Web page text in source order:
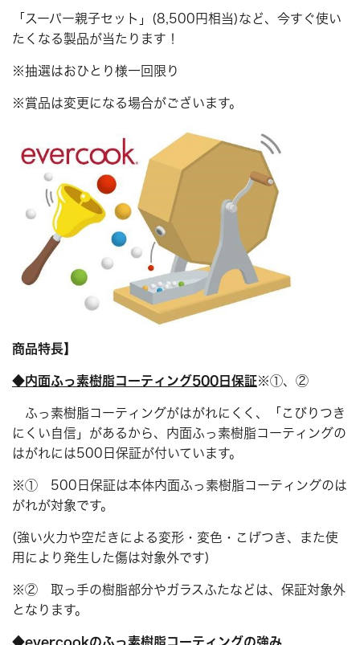
「スーパー親子セット」(8,500円相当)など、今すぐ使い
たくなる製品が当たります！
※抽選はおひとり様一回限り
※賞品は変更になる場合がございます。
商品特長】
◆内面ふっ素樹脂コーティング500日保証※①、②
ふっ素樹脂コーティングがはがれにくく、「こびりつき
にくい自信」があるから、内面ふっ素樹脂コーティングの
はがれには500日保証が付いています。
※① 500日保証は本体内面ふっ素樹脂コーティングのは
がれが対象です。
(強い火力や空だきによる変形・変色・こげつき、また使
用により発生した傷は対象外です)
※② 取っ手の樹脂部分やガラスふたなどは、保証対象外
となります。
◆evercookのふっ素樹脂コーティングの強み